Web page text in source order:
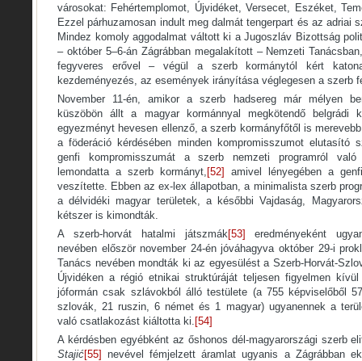
városokat: Fehértemplomot, Újvidéket, Versecet, Eszéket,
Ezzel párhuzamosan indult meg dalmát tengerpart és az adriai
Mindez komoly aggodalmat váltott ki a Jugoszláv Bizottság
– október 5–6-án Zágrábban megalakított – Nemzeti
fegyveres erővel – végül a szerb kormánytól kért
kezdeményezés, az események irányítása véglegesen a szerb
November 11-én, amikor a szerb hadsereg már mélyen
küszöbön állt a magyar kormánnyal megkötendő belgrádi
egyezményt hevesen ellenző, a szerb kormányfőtől is
a föderáció kérdésében minden kompromisszumot elutasító
genfi kompromisszumát a szerb nemzeti programról való
lemondatta a szerb kormányt, [52] amivel lényegében a
veszítette. Ebben az ex-lex állapotban, a minimalista szerb
a délvidéki magyar területek, a későbbi Vajdaság,
kétszer is kimondták.
A szerb-horvát hatalmi játszmák[53] eredményeként
nevében először november 24-én jóváhagyva október 29-i
Tanács nevében mondták ki az egyesülést a Szerb-Horvát-
Újvidéken a régió etnikai struktúráját teljesen figyelmen
jóformán csak szlávokból álló testülete (a 755 képviselőből
szlovák, 21 ruszin, 6 német és 1 magyar) ugyanennek a
való csatlakozást kiáltotta ki. [54]
A kérdésben egyébként az őshonos dél-magyarországi szerb
Stajić[55] nevével fémjelzett áramlat ugyanis a Zágrábban